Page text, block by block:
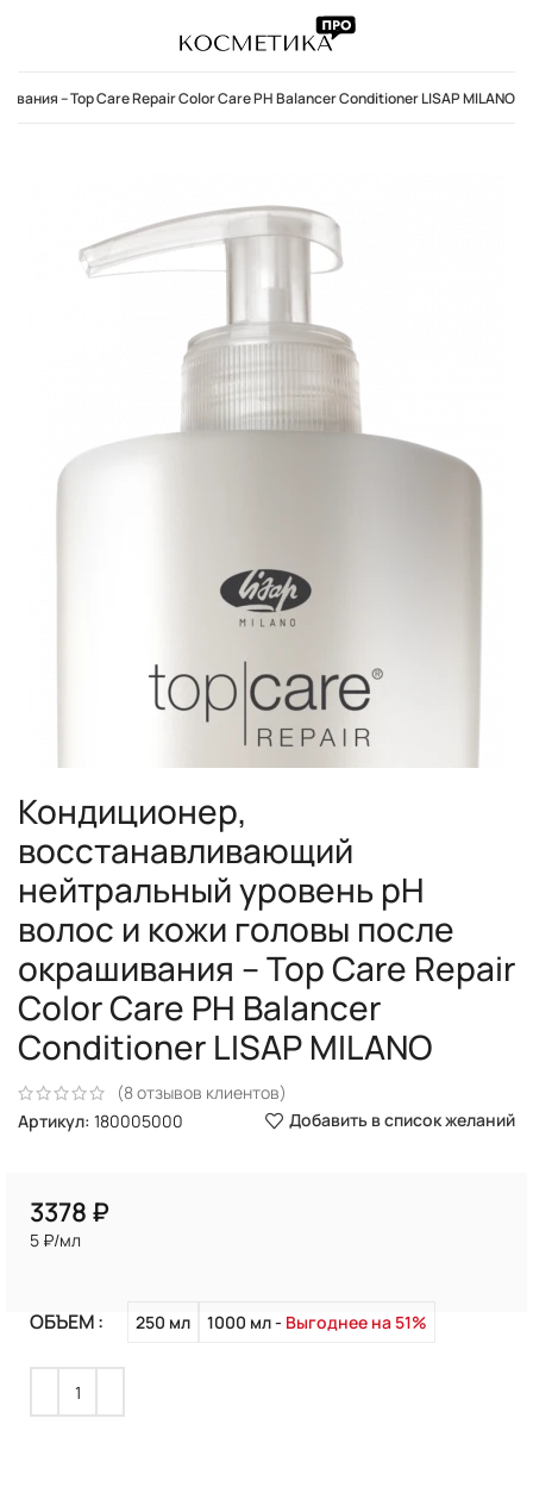
– Top Care Repair Color Care PH Balancer Conditioner LISAP MILANO
Кондиционер,
восстанавливающий
нейтральный уровень pH
волос и кожи головы после
окрашивания – Top Care Repair
Color Care PH Balancer
Conditioner LISAP MILANO
(8отзывов клиентов)
Артикул: 180005000 Добавить в список желаний
₽
5 ₽/мл
ОБЪЕМ 250 мл 1000 мл Выгоднее на 51%